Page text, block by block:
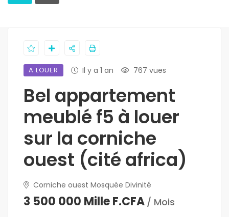
A LOUER Il y a 1 an 767 vues
Bel appartement
meublé f5 à louer
sur la corniche
ouest (cité africa)
Corniche ouest Mosquée Divinité
3 500 000 Mille F.CFA / Mois